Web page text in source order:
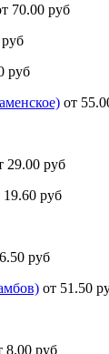
70.00 руб
руб
от
29.00 руб
19.60 руб
руб
от 51.50
8.00 руб